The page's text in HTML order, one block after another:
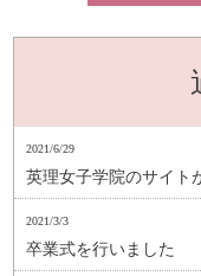
2021/6/29
英理女子学院のサイト
2021/3/3
卒業式を行いました